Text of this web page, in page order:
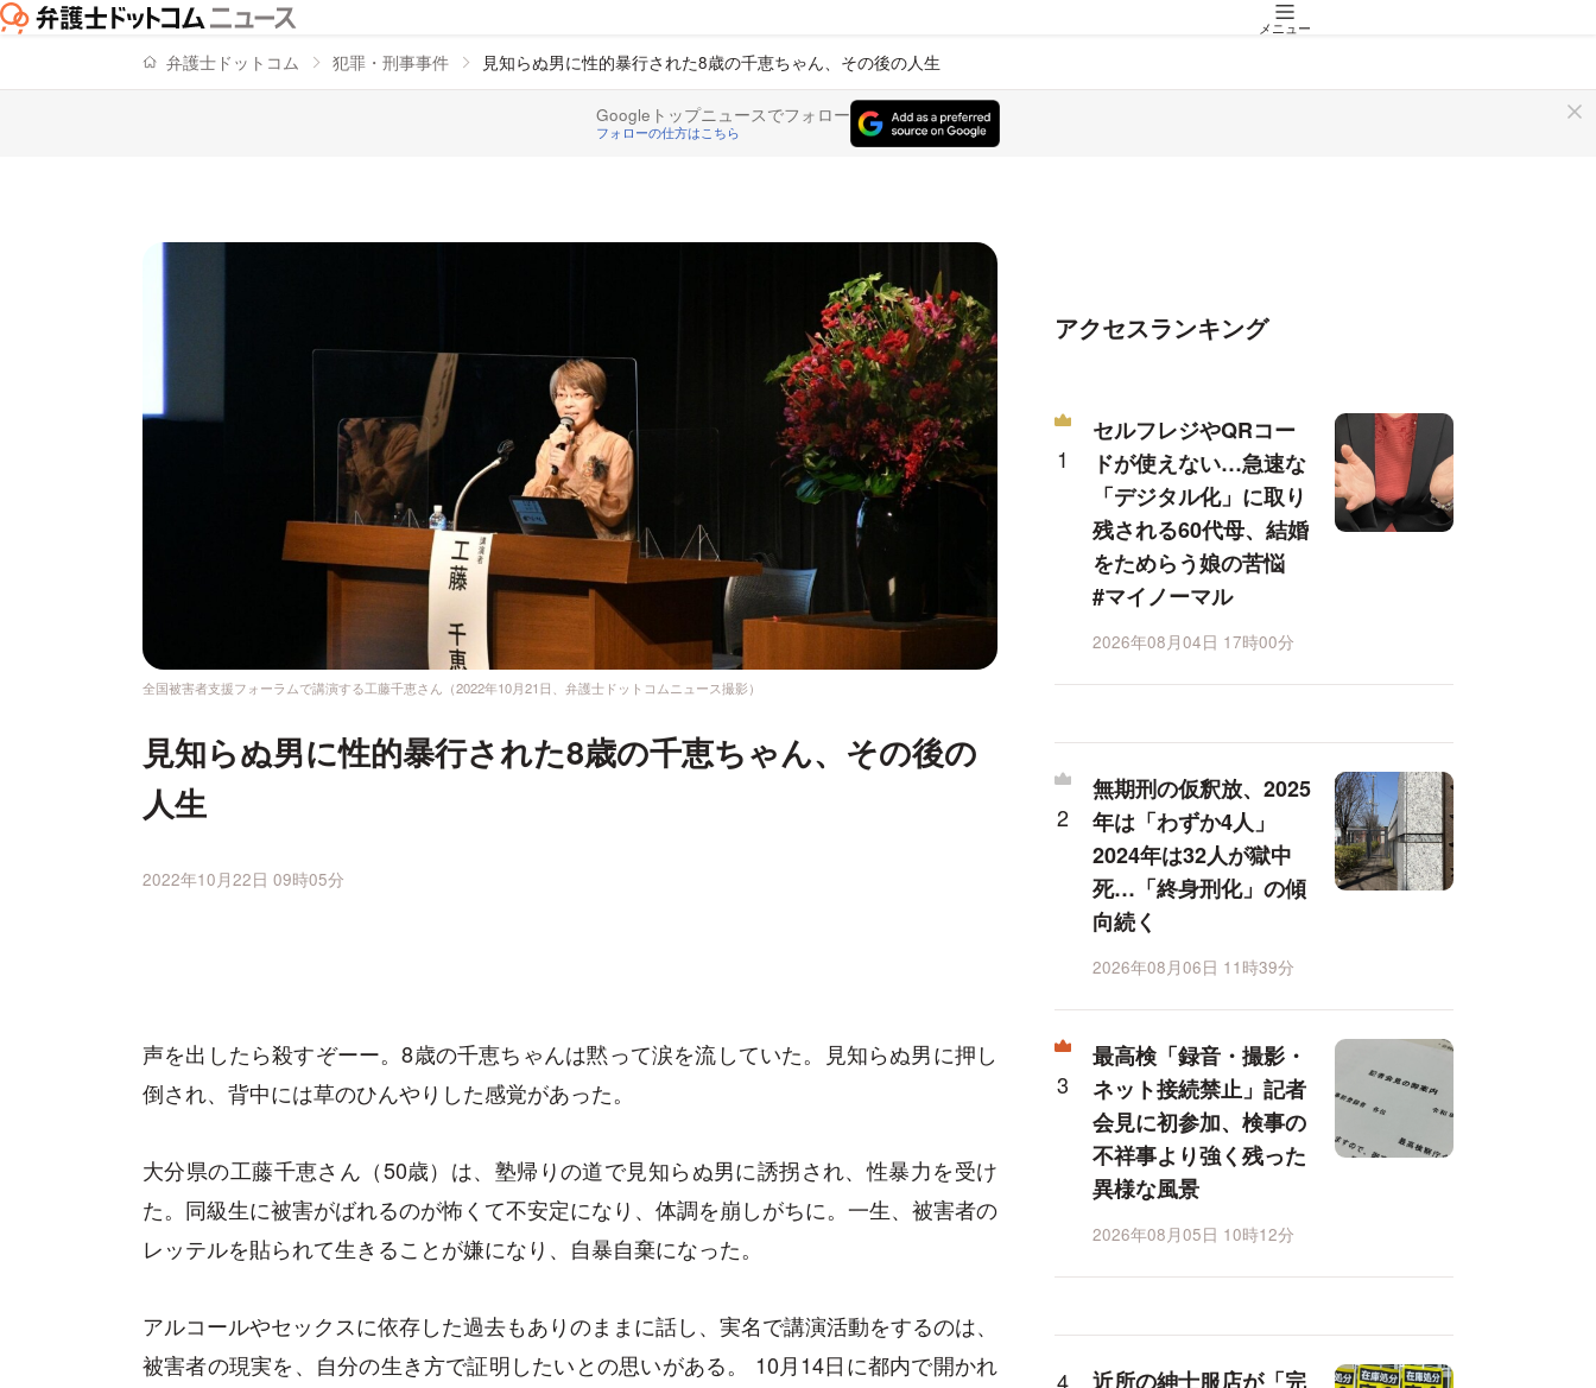
メニュー
弁護士ドットコム 犯罪・刑事事件 見知らぬ男に性的暴行された8歳の千恵ちゃん、その後の人生
Googleトップニュースでフォロー
フォローの仕方はこちら
全国被害者支援フォーラムで講演する工藤千恵さん（2022年10月21日、弁護士ドットコムニュース撮影）
見知らぬ男に性的暴行された8歳の千恵ちゃん、その後の
人生
2022年10月22日 09時05分
声を出したら殺すぞーー。8歳の千恵ちゃんは黙って涙を流していた。見知らぬ男に押し
倒され、背中には草のひんやりした感覚があった。
大分県の工藤千恵さん（50歳）は、塾帰りの道で見知らぬ男に誘拐され、性暴力を受け
た。同級生に被害がばれるのが怖くて不安定になり、体調を崩しがちに。一生、被害者の
レッテルを貼られて生きることが嫌になり、自暴自棄になった。
アルコールやセックスに依存した過去もありのままに話し、実名で講演活動をするのは、
被害者の現実を、自分の生き方で証明したいとの思いがある。 10月14日に都内で開かれ
アクセスランキング
セルフレジやQRコー
ドが使えない…急速な
「デジタル化」に取り
残される60代母、結婚
をためらう娘の苦悩
#マイノーマル
2026年08月04日 17時00分
無期刑の仮釈放、2025
年は「わずか4人」
2024年は32人が獄中
死…「終身刑化」の傾
向続く
2026年08月06日 11時39分
最高検「録音・撮影・
ネット接続禁止」記者
会見に初参加、検事の
不祥事より強く残った
異様な風景
2026年08月05日 10時12分
近所の紳士服店が「完